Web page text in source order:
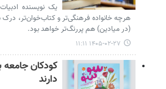
یک نویسنده
هرچه خانواده فرهنگی‌تر و کتاب‌خوان‌تر،
(در میادین) هم پررنگ‌تر خواهد بود.
۱۴۰۵-۰۲-۲۷ ۱۱:۱۱
کودکان جامعه
دارند